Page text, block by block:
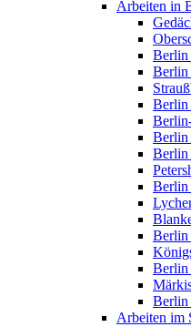
Arbeiten in
Berlin
Berlin
Berlin
Berlin
Berlin
Berlin
Berlin
Berlin
Berlin
Arbeiten im